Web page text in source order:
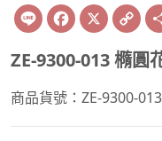
Line Facebook
X
ZE-9300-013 橢圓
商品貨號：ZE-9300-013